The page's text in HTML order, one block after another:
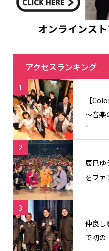
アクセスランキング
1
【
〜音楽
信...
2
辰巳ゆ
をファ
3
仲良し
で初の